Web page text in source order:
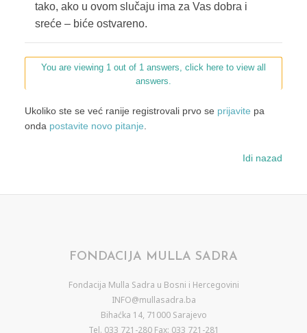
tako, ako u ovom slučaju ima za Vas dobra i
sreće – biće ostvareno.
You are viewing 1 out of 1 answers, click here to view all
answers.
Ukoliko ste se već ranije registrovali prvo se prijavite pa
onda postavite novo pitanje.
Idi nazad
FONDACIJA MULLA SADRA
Fondacija Mulla Sadra u Bosni i Hercegovini
INFO@mullasadra.ba
Bihaćka 14, 71000 Sarajevo
Tel. 033 721-280 Fax: 033 721-281